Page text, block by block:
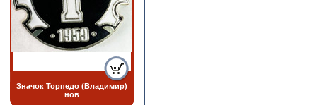
Значок Торпедо (Владимир)
нов